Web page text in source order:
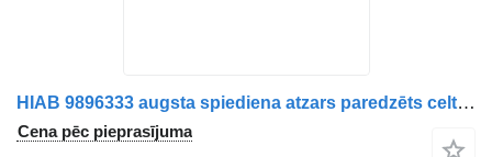
HIAB 9896333 augsta spiediena atzars paredzēts celtnis-manipulators
Cena pēc pieprasījuma